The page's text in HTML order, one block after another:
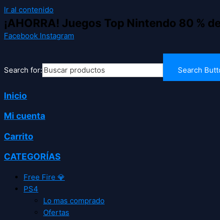
Ir al contenido
¡AHORRA! Juegos Top Nintendo 80 %
Facebook Instagram
Search for: Search
Inicio
Mi cuenta
Carrito
CATEGORÍAS
Free Fire 💎
PS4
Lo mas comprado
Ofertas